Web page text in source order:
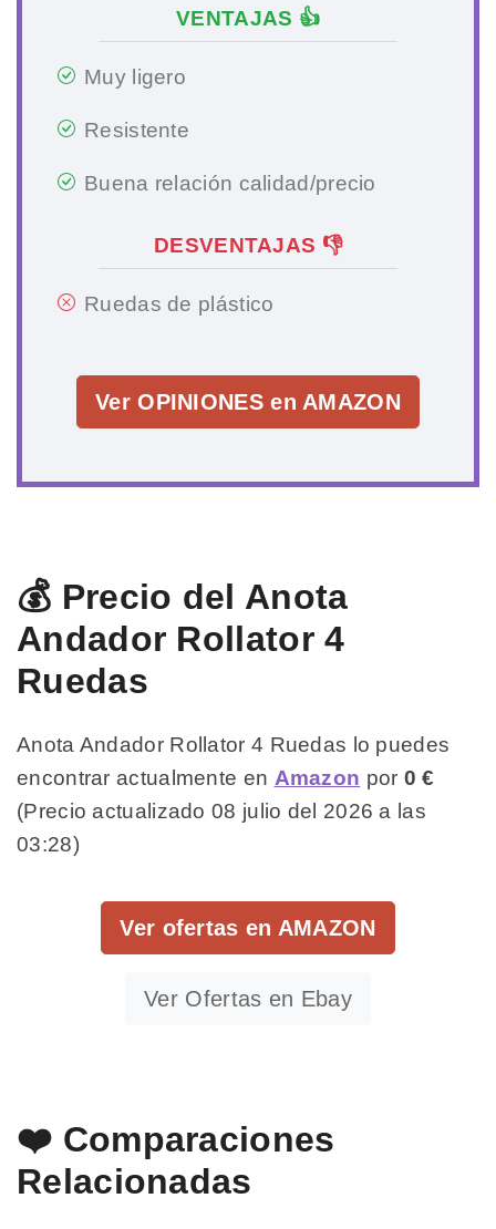
VENTAJAS 👍
Muy ligero
Resistente
Buena relación calidad/precio
DESVENTAJAS 👎
Ruedas de plástico
Ver OPINIONES en AMAZON
💰 Precio del Anota
Andador Rollator 4
Ruedas
Anota Andador Rollator 4 Ruedas lo puedes
encontrar actualmente en Amazon por 0 €
(Precio actualizado 08 julio del 2026 a las
03:28)
Ver ofertas en AMAZON
Ver Ofertas en Ebay
❤️ Comparaciones
Relacionadas